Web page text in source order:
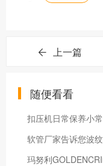
上一篇
随便看看
扣压机日常保养小
软管厂家告诉您波